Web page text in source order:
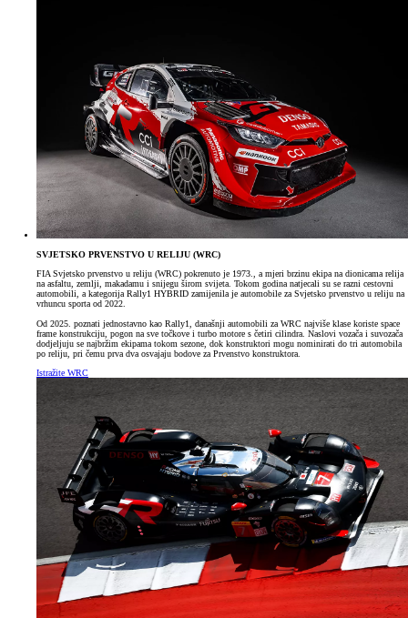
SVJETSKO PRVENSTVO U RELIJU (WRC)
FIA Svjetsko prvenstvo u reliju (WRC) pokrenuto je 1973., a mjeri brzinu ekipa na dionicama relija
na asfaltu, zemlji, makadamu i snijegu širom svijeta. Tokom godina natjecali su se razni cestovni
automobili, a kategorija Rally1 HYBRID zamijenila je automobile za Svjetsko prvenstvo u reliju na
vrhuncu sporta od 2022.
Od 2025. poznati jednostavno kao Rally1, današnji automobili za WRC najviše klase koriste space
frame konstrukciju, pogon na sve točkove i turbo motore s četiri cilindra. Naslovi vozača i suvozača
dodjeljuju se najbržim ekipama tokom sezone, dok konstruktori mogu nominirati do tri automobila
po reliju, pri čemu prva dva osvajaju bodove za Prvenstvo konstruktora.
Istražite WRC